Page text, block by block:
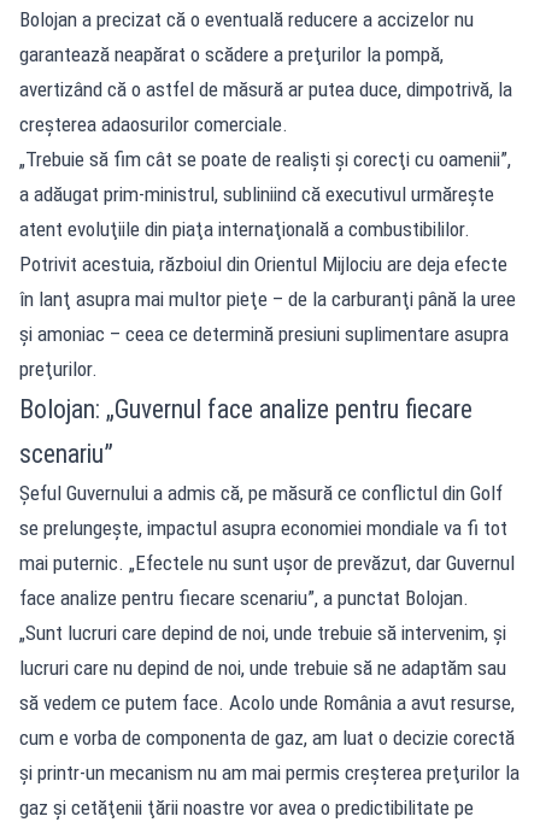
Bolojan a precizat că o eventuală reducere a accizelor nu
garantează neapărat o scădere a preţurilor la pompă,
avertizând că o astfel de măsură ar putea duce, dimpotrivă, la
creşterea adaosurilor comerciale.
„Trebuie să fim cât se poate de realişti şi corecţi cu oamenii”,
a adăugat prim-ministrul, subliniind că executivul urmăreşte
atent evoluţiile din piaţa internaţională a combustibililor.
Potrivit acestuia, războiul din Orientul Mijlociu are deja efecte
în lanţ asupra mai multor pieţe – de la carburanţi până la uree
şi amoniac – ceea ce determină presiuni suplimentare asupra
preţurilor.
Bolojan: „Guvernul face analize pentru fiecare
scenariu”
Şeful Guvernului a admis că, pe măsură ce conflictul din Golf
se prelungeşte, impactul asupra economiei mondiale va fi tot
mai puternic. „Efectele nu sunt uşor de prevăzut, dar Guvernul
face analize pentru fiecare scenariu”, a punctat Bolojan.
„Sunt lucruri care depind de noi, unde trebuie să intervenim, şi
lucruri care nu depind de noi, unde trebuie să ne adaptăm sau
să vedem ce putem face. Acolo unde România a avut resurse,
cum e vorba de componenta de gaz, am luat o decizie corectă
şi printr-un mecanism nu am mai permis creşterea preţurilor la
gaz şi cetăţenii ţării noastre vor avea o predictibilitate pe